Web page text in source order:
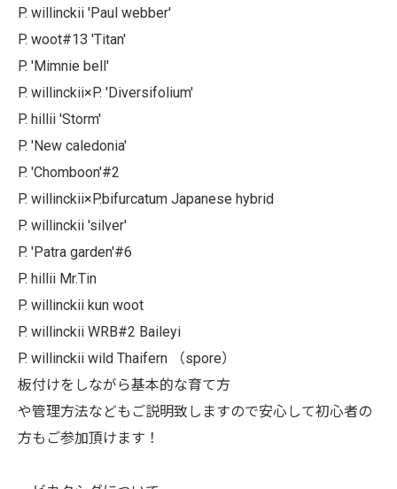
P. willinckii 'Paul webber'
P. woot#13 'Titan'
P. 'Mimnie bell'
P. willinckii×P. 'Diversifolium'
P. hillii 'Storm'
P. 'New caledonia'
P. 'Chomboon'#2
P. willinckii×P.bifurcatum Japanese hybrid
P. willinckii 'silver'
P. 'Patra garden'#6
P. hillii Mr.Tin
P. willinckii kun woot
P. willinckii WRB#2 Baileyi
P. willinckii wild Thaifern （spore）
板付けをしながら基本的な育て方
や管理方法などもご説明致しますので安心して初心者の
方もご参加頂けます！